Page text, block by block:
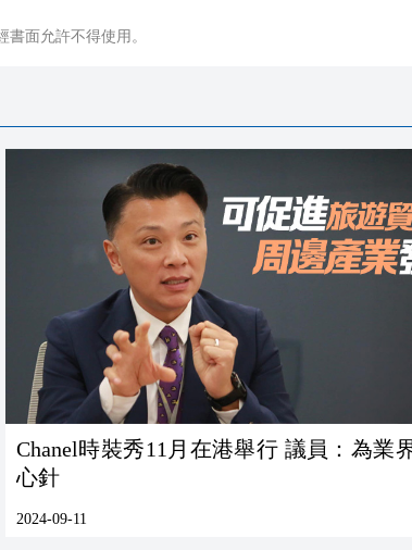
面允許不得使用。
Chanel時裝秀11月在港舉行 議員：為業
心針
2024-09-11